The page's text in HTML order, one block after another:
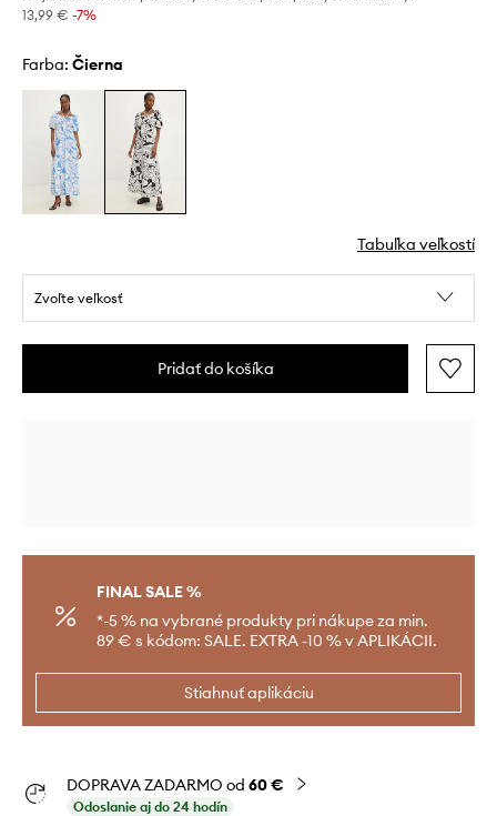
13,99 € -7%
Farba: čierna
Tabuľka veľkostí
Zvoľte veľkosť
Pridať do košíka
FINAL SALE %
*-5 % na vybrané produkty pri nákupe za min.
89 € s kódom: SALE. EXTRA -10 % v APLIKÁCII.
Stiahnuť aplikáciu
DOPRAVA ZADARMO od 60 €
Odoslanie aj do 24 hodín